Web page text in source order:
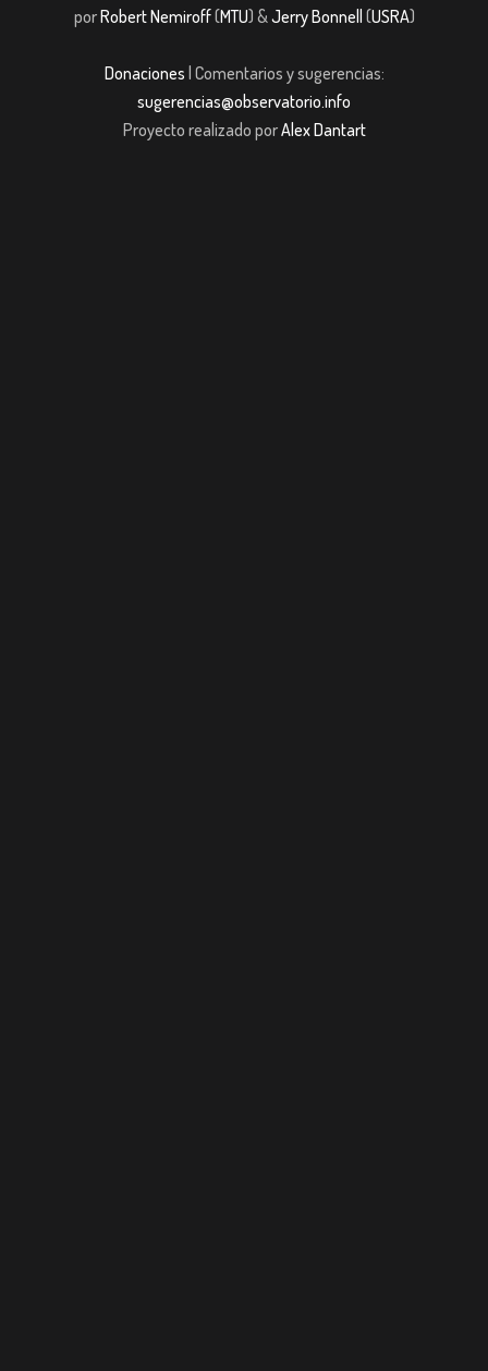
porRobert Nemiroff(MTU) &Jerry Bonnell (USRA)
Donaciones | Comentarios y sugerencias:
sugerencias@observatorio.info
Proyecto realizado porAlex Dantart